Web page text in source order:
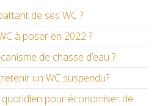
de ses WC ?
à poser en 2022 ?
de chasse d’eau ?
un WC suspendu?
pour économiser de